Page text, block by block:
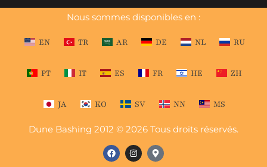
Nous sommes disponibles en :
EN TR AR DE NL RU
PT IT ES FR HE ZH
JA KO SV NN MS
Dune Bashing 2012 © 2026 Tous droits réservés.